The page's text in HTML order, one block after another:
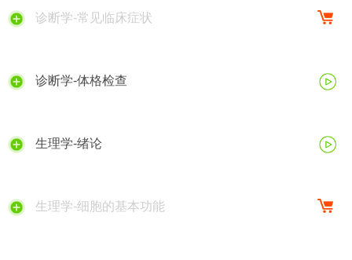
诊断学-常见临床症状
诊断学-体格检查
生理学-绪论
生理学-细胞的基本功能